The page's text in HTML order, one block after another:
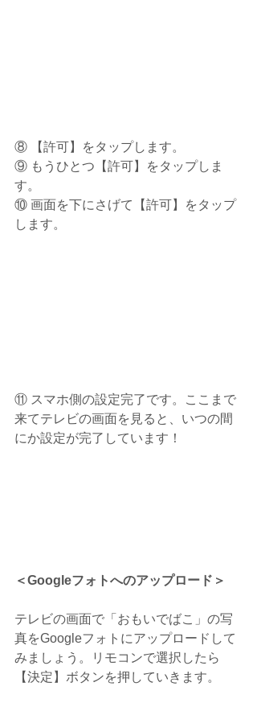
⑧ 【許可】をタップします。
⑨ もうひとつ【許可】をタップしま
す。
⑩ 画面を下にさげて【許可】をタップ
します。
⑪ スマホ側の設定完了です。ここまで
来てテレビの画面を見ると、いつの間
にか設定が完了しています！
＜Googleフォトへのアップロード＞
テレビの画面で「おもいでばこ」の写
真をGoogleフォトにアップロードして
みましょう。リモコンで選択したら
【決定】ボタンを押していきます。